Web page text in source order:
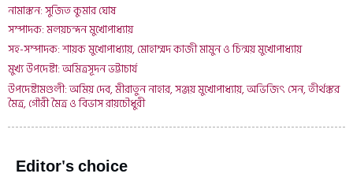
নামাঙ্কন: সুজিত কুমার ঘোষ
সম্পাদক: মলয়চন্দন মুখোপাধ্যায়
সহ-সম্পাদক: শায়ক মুখোপাধ্যায়, মোহাম্মদ কাজী মামুন ও চিন্ময় মুখোপাধ্যায়
মুখ্য উপদেষ্টা: অমিত্রসূদন ভট্টাচার্য
উপদেষ্টামণ্ডলী: অমিয় দেব, মীরাতুন নাহার, সঞ্জয় মুখোপাধ্যায়, অভিজিৎ সেন, তীর্থঙ্কর
মৈত্র, গৌরী মৈত্র ও বিভাস রায়চৌধুরী
Editor's choice